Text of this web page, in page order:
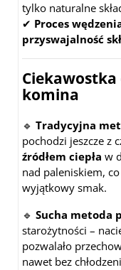
tylko naturalne
✔ Proces
przyswajalność
Ciekawostka
komina
🔹 Tradycyjna
pochodzi jeszcze z
źródłem ciepła w
nad paleniskiem,
wyjątkowy smak.
🔹 Sucha metoda
starożytności –
pozwalało
nawet bez